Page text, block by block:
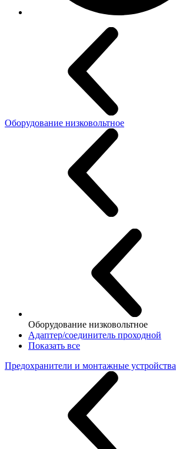
Оборудование низковольтное
Оборудование низковольтное
Адаптер/соединитель проходной
Показать все
Предохранители и монтажные устройства